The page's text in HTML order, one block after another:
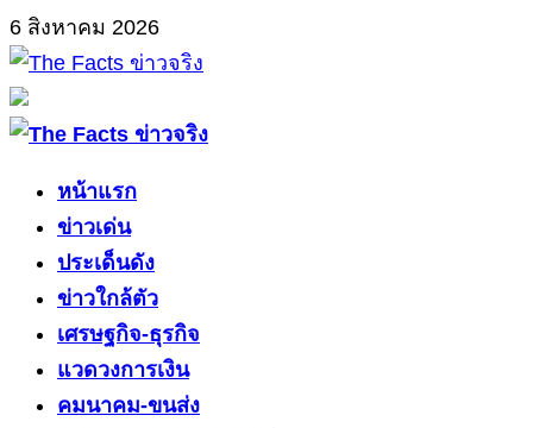
Skip
to
content
6 สิงหาคม 2026
Primary
หน้าแรก
ข่าวเด่น
ประเด็นดัง
ข่าวใกล้ตัว
เศรษฐกิจ-ธุรกิจ
แวดวงการเงิน
คมนาคม-ขนส่ง